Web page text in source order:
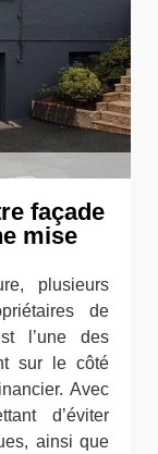
façade
mise
plusieurs
de
l’une des
sur le côté
Avec
d’éviter
ainsi que